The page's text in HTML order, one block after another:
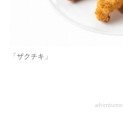
「ザクチキ」